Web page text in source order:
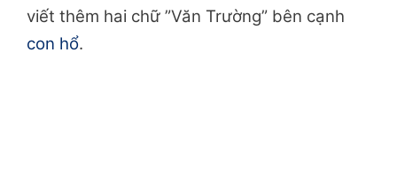
viết thêm hai chữ ”Văn Trường” bên cạnh
con hổ.